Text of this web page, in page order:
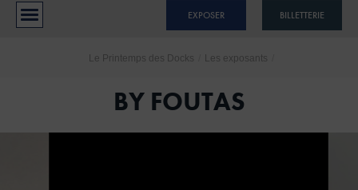
BILLETTERIE
EXPOSER
Le Printemps des Docks Les exposants
BY FOUTAS